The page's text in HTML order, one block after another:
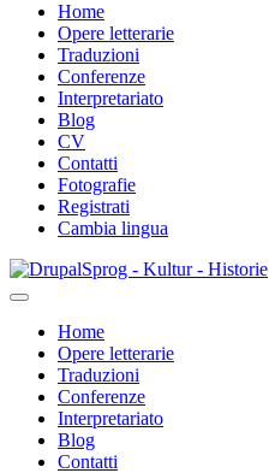
Home
Opere letterarie
Traduzioni
Conferenze
Interpretariato
Blog
CV
Contatti
Fotografie
Registrati
Cambia lingua
Salta
al
principale
Sprog - Kultur - Historie
Primær
navigation
Home
Opere letterarie
Traduzioni
Conferenze
Interpretariato
Blog
Contatti